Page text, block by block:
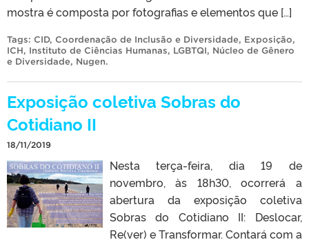
mostra é composta por fotografias e elementos que […]
Tags: CID, Coordenação de Inclusão e Diversidade, Exposição,
ICH, Instituto de Ciências Humanas, LGBTQI, Núcleo de Gênero
e Diversidade, Nugen.
Exposição coletiva Sobras do
Cotidiano II
18/11/2019
Nesta terça-feira, dia 19 de
novembro, às 18h30, ocorrerá a
abertura da exposição coletiva
Sobras do Cotidiano II: Deslocar,
Re(ver) e Transformar. Contará com a